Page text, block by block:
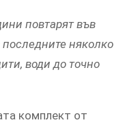
повтарят във
няколко
води до точно
комплект от